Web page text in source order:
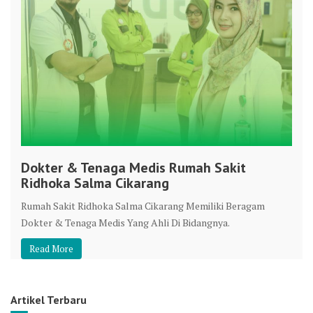
Dokter & Tenaga Medis Rumah Sakit
Ridhoka Salma Cikarang
Rumah Sakit Ridhoka Salma Cikarang Memiliki Beragam
Dokter & Tenaga Medis Yang Ahli Di Bidangnya.
Read More
Artikel Terbaru